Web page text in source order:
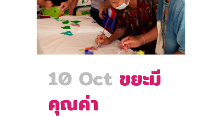
10 Oct ขยะมี
คุณค่า